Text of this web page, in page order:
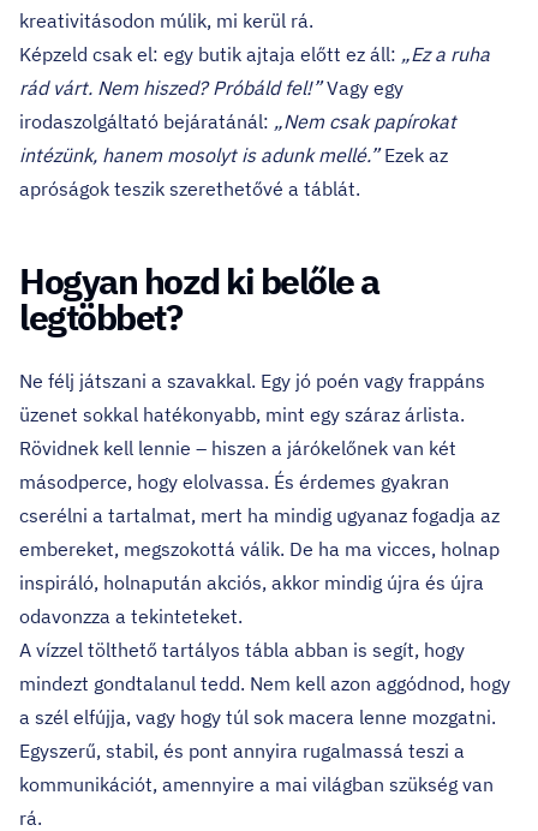
kreativitásodon múlik, mi kerül rá.
Képzeld csak el: egy butik ajtaja előtt ez áll: „Ez a ruha
rád várt. Nem hiszed? Próbáld fel!”Vagy egy
irodaszolgáltató bejáratánál: „Nem csak papírokat
intézünk, hanem mosolyt is adunk mellé.”Ezek az
apróságok teszik szerethetővé a táblát.
Hogyan hozd ki belőle a
legtöbbet?
Ne félj játszani a szavakkal. Egy jó poén vagy frappáns
üzenet sokkal hatékonyabb, mint egy száraz árlista.
Rövidnek kell lennie – hiszen a járókelőnek van két
másodperce, hogy elolvassa. És érdemes gyakran
cserélni a tartalmat, mert ha mindig ugyanaz fogadja az
embereket, megszokottá válik. De ha ma vicces, holnap
inspiráló, holnapután akciós, akkor mindig újra és újra
odavonzza a tekinteteket.
A vízzel tölthető tartályos tábla abban is segít, hogy
mindezt gondtalanul tedd. Nem kell azon aggódnod, hogy
a szél elfújja, vagy hogy túl sok macera lenne mozgatni.
Egyszerű, stabil, és pont annyira rugalmassá teszi a
kommunikációt, amennyire a mai világban szükség van
rá.